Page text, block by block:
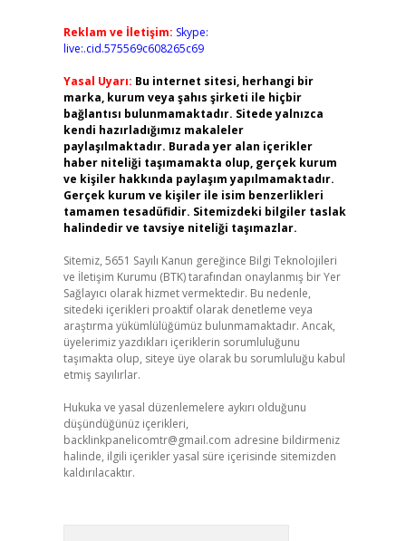
Reklam ve İletişim: Skype:
live:.cid.575569c608265c69
Yasal Uyarı: Bu internet sitesi, herhangi bir
marka, kurum veya şahıs şirketi ile hiçbir
bağlantısı bulunmamaktadır. Sitede yalnızca
kendi hazırladığımız makaleler
paylaşılmaktadır. Burada yer alan içerikler
haber niteliği taşımamakta olup, gerçek kurum
ve kişiler hakkında paylaşım yapılmamaktadır.
Gerçek kurum ve kişiler ile isim benzerlikleri
tamamen tesadüfidir. Sitemizdeki bilgiler taslak
halindedir ve tavsiye niteliği taşımazlar.
Sitemiz, 5651 Sayılı Kanun gereğince Bilgi Teknolojileri
ve İletişim Kurumu (BTK) tarafından onaylanmış bir Yer
Sağlayıcı olarak hizmet vermektedir. Bu nedenle,
sitedeki içerikleri proaktif olarak denetleme veya
araştırma yükümlülüğümüz bulunmamaktadır. Ancak,
üyelerimiz yazdıkları içeriklerin sorumluluğunu
taşımakta olup, siteye üye olarak bu sorumluluğu kabul
etmiş sayılırlar.
Hukuka ve yasal düzenlemelere aykırı olduğunu
düşündüğünüz içerikleri,
backlinkpanelicomtr@gmail.com adresine bildirmeniz
halinde, ilgili içerikler yasal süre içerisinde sitemizden
kaldırılacaktır.